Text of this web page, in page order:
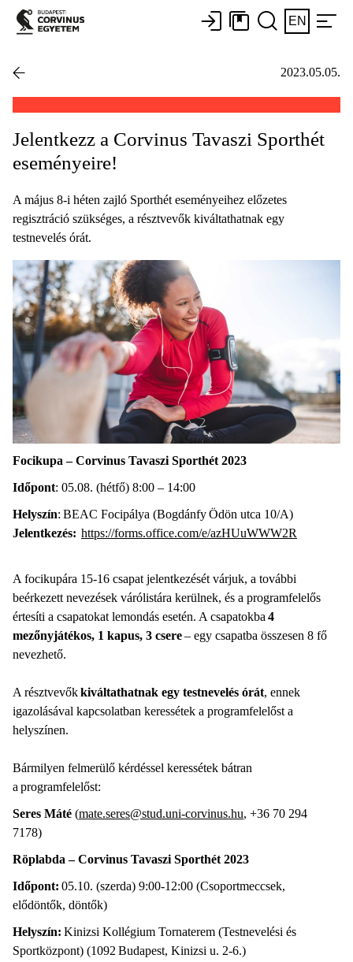
EN
2023.05.05.
Jelentkezz a Corvinus Tavaszi Sporthét
eseményeire!
A május 8-i héten zajló Sporthét eseményeihez előzetes
regisztráció szükséges, a résztvevők kiváltathatnak egy
testnevelés órát.
Focikupa – Corvinus Tavaszi Sporthét 2023
Időpont: 05.08. (hétfő) 8:00 – 14:00
Helyszín: BEAC Focipálya (Bogdánfy Ödön utca 10/A)
Jelentkezés: https://forms.office.com/e/azHUuWWW2R
A focikupára 15-16 csapat jelentkezését várjuk, a további
beérkezett nevezések várólistára kerülnek, és a programfelelős
értesíti a csapatokat lemondás esetén. A csapatokba4
mezőnyjátékos, 1 kapus, 3 csere– egy csapatba összesen 8 fő
nevezhető.
A résztvevőkkiváltathatnak egy testnevelés órát, ennek
igazolásával kapcsolatban keressétek a programfelelőst a
helyszínen.
Bármilyen felmerülő kérdéssel keressétek bátran
a programfelelőst:
Seres Máté (mate.seres@stud.uni-corvinus.hu, +36 70 294
7178)
Röplabda – Corvinus Tavaszi Sporthét 2023
Időpont: 05.10. (szerda) 9:00-12:00 (Csoportmeccsek,
elődöntők, döntők)
Helyszín: Kinizsi Kollégium Tornaterem (Testnevelési és
Sportközpont) (1092 Budapest, Kinizsi u. 2-6.)